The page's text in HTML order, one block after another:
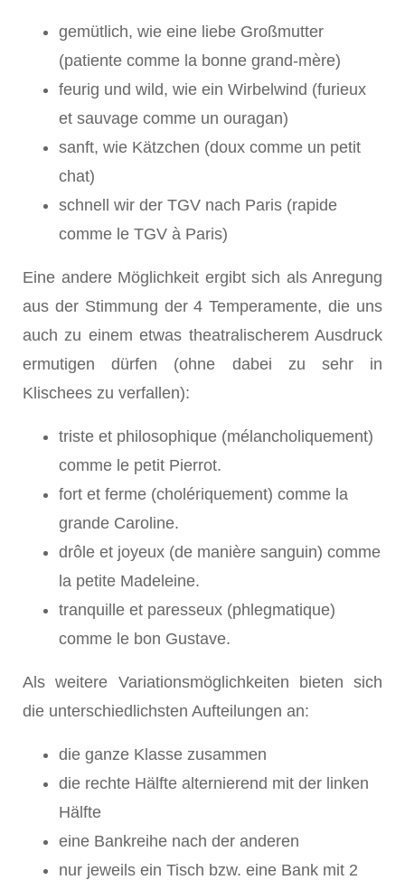
gemütlich, wie eine liebe Großmutter
(patiente comme la bonne grand-mère)
feurig und wild, wie ein Wirbelwind (furieux
et sauvage comme un ouragan)
sanft, wie Kätzchen (doux comme un petit
chat)
schnell wir der TGV nach Paris (rapide
comme le TGV à Paris)
Eine andere Möglichkeit ergibt sich als Anregung
aus der Stimmung der 4 Temperamente, die uns
auch zu einem etwas theatralischerem Ausdruck
ermutigen dürfen (ohne dabei zu sehr in
Klischees zu verfallen):
triste et philosophique (mélancholiquement)
comme le petit Pierrot.
fort et ferme (cholériquement) comme la
grande Caroline.
drôle et joyeux (de manière sanguin) comme
la petite Madeleine.
tranquille et paresseux (phlegmatique)
comme le bon Gustave.
Als weitere Variationsmöglichkeiten bieten sich
die unterschiedlichsten Aufteilungen an:
die ganze Klasse zusammen
die rechte Hälfte alternierend mit der linken
Hälfte
eine Bankreihe nach der anderen
nur jeweils ein Tisch bzw. eine Bank mit 2